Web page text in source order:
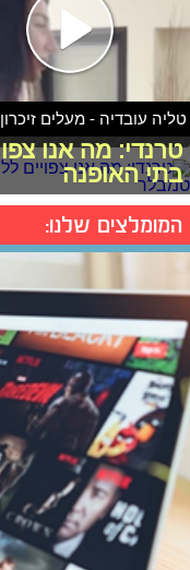
טליה עובדיה - מעלים זיכרון
בתי האופנה
המומלצים שלנו: